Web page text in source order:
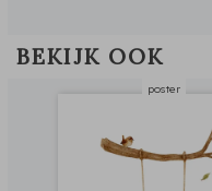
BEKIJK OOK
poster